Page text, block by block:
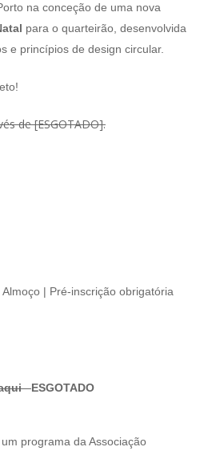
na conceção de uma nova
para o quarteirão, desenvolvida
e princípios de design circular.
de [ESGOTADO].
| Pré-inscrição obrigatória
aquiESGOTADO
programa da Associação